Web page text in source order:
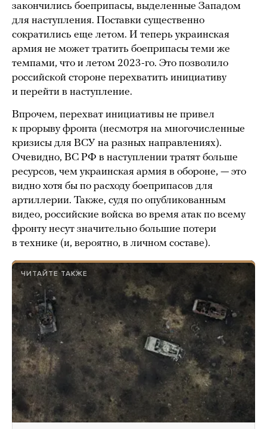
закончились боеприпасы, выделенные Западом
для наступления. Поставки существенно
сократились еще летом. И теперь украинская
армия не может тратить боеприпасы теми же
темпами, что и летом 2023-го. Это позволило
российской стороне перехватить инициативу
и перейти в наступление.
Впрочем, перехват инициативы не привел
к прорыву фронта (несмотря на многочисленные
кризисы для ВСУ на разных направлениях).
Очевидно, ВС РФ в наступлении тратят больше
ресурсов, чем украинская армия в обороне, — это
видно хотя бы по расходу боеприпасов для
артиллерии. Также, судя по опубликованным
видео, российские войска во время атак по всему
фронту несут значительно большие потери
в технике (и, вероятно, в личном составе).
ЧИТАЙТЕ ТАКЖЕ